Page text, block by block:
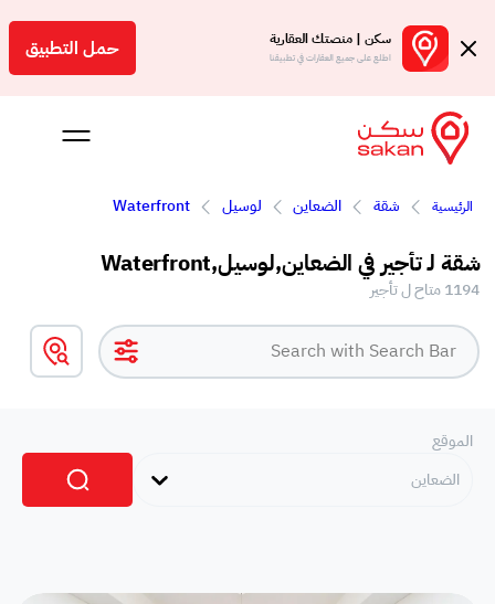
سكن | منصتك العقارية
اطلع على جميع العقارات في تطبيقنا حمل التطبيق
الرئيسية شقة الضعاين لوسيل Waterfront
شقة لـ تأجير في الضعاين,لوسيل,Waterfront
1194 متاح ل تأجير
الموقع
الضعاين